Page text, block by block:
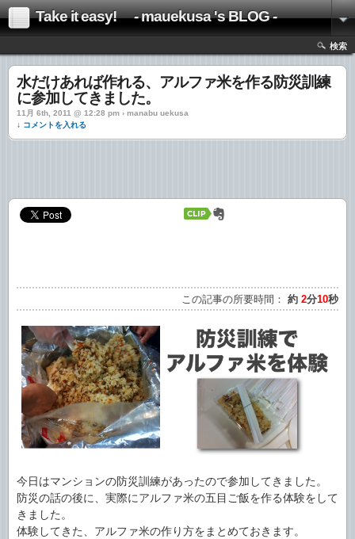
Take it easy! - mauekusa 's BLOG -
検索
水だけあれば作れる、アルファ米を作る防災訓練
に参加してきました。
11月 6th, 2011 @ 12:28 pm › manabu uekusa
↓ コメントを入れる
この記事の所要時間： 約 2分10秒
今日はマンションの防災訓練があったので参加してきました。
防災の話の後に、実際にアルファ米の五目ご飯を作る体験をして
きました。
体験してきた、アルファ米の作り方をまとめておきます。